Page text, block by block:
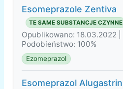
Esomeprazole Zentiva
TE SAME SUBSTANCJE CZYNNE
Opublikowano: 18.03.2022 |
Podobieństwo: 100%
Ezomeprazol
Esomeprazol Alugastrin